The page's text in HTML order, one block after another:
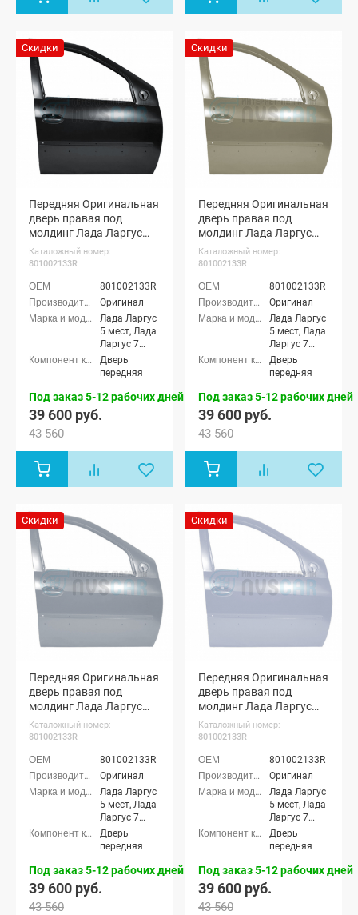
Скидки
Передняя Оригинальная
дверь правая под
молдинг Лада Ларгус
(Черная жемчужина
676)
Каталожный номер:
801002133R
801002133R
Оригинал
Лада Ларгус
5 мест, Лада
Ларгус 7
мест, Лада
Ларгус
мест, Лада
Кросс 7 мест
Дверь
передняя
Под заказ 5-12 рабочих дней
39 600 руб.
43 560
Скидки
Передняя Оригинальная
дверь правая под
молдинг Лада Ларгус
(Серый базальт 242)
Каталожный номер:
801002133R
801002133R
Оригинал
Лада Ларгус
5 мест, Лада
Ларгус 7
мест, Лада
Ларгус
мест, Лада
Кросс 7 мест
Дверь
передняя
Под заказ 5-12 рабочих дней
39 600 руб.
43 560
Скидки
Передняя Оригинальная
дверь правая под
молдинг Лада Ларгус
(Серое плато 624)
Каталожный номер:
801002133R
801002133R
Оригинал
Лада Ларгус
5 мест, Лада
Ларгус 7
мест, Лада
Ларгус
мест, Лада
Кросс 7 мест
Дверь
передняя
Под заказ 5-12 рабочих дней
39 600 руб.
43 560
Скидки
Передняя Оригинальная
дверь правая под
молдинг Лада Ларгус
(Платина 691)
Каталожный номер:
801002133R
801002133R
Оригинал
Лада Ларгус
5 мест, Лада
Ларгус 7
мест, Лада
Ларгус
мест, Лада
Кросс 7 мест
Дверь
передняя
Под заказ 5-12 рабочих дней
39 600 руб.
43 560